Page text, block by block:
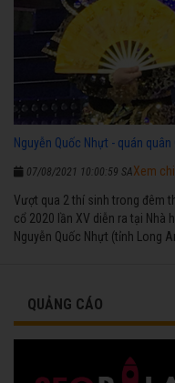
Nguyễn Quốc Nhựt - quán
07/08/2021 10:00:59 SA
Vượt qua 2 thí sinh trong đêm
cổ 2020 lần XV diễn ra tại Nhà
Nguyễn Quốc Nhựt (tỉnh Long
Xem
QUẢNG CÁO